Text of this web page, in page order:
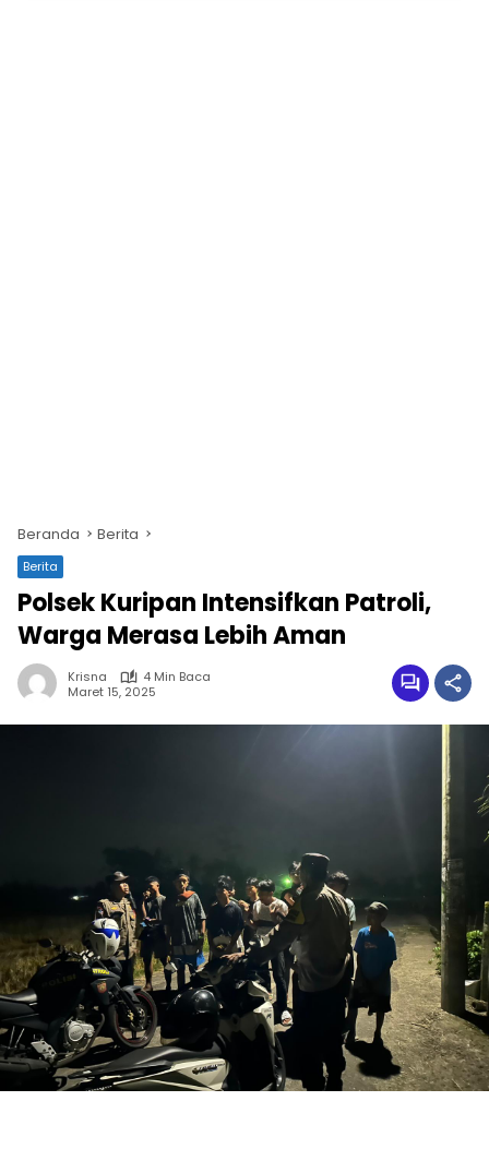
Beranda Berita
Berita
Polsek Kuripan Intensifkan Patroli,
Warga Merasa Lebih Aman
Krisna
4 Min Baca
Maret 15, 2025